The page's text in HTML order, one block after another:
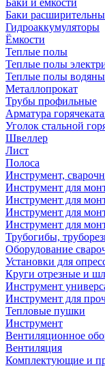
Баки и емкости
Баки
Гидроаккумуляторы
Ёмкости
Теплые полы
Теплые полы
Теплые полы
Металлопрокат
Трубы профильные
Арматура
Уголок стальной
Швеллер
Лист
Полоса
Инструмент,
Инструмент для
Инструмент для
Инструмент для
Инструмент для
Трубогибы,
Оборудование
Установки для
Круги отрезные и
Инструмент
Инструмент для
Тепловые пушки
Инструмент
Вентиляционное
Вентиляция
Комплектующие и